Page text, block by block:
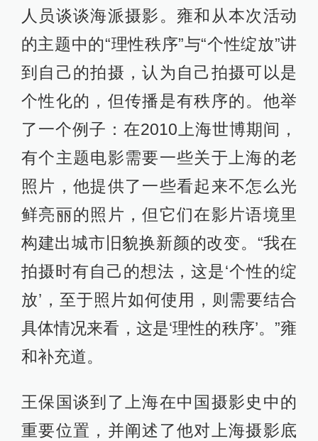
人员谈谈海派摄影。雍和从本次活动
的主题中的“理性秩序”与“个性绽放”讲
到自己的拍摄，认为自己拍摄可以是
个性化的，但传播是有秩序的。他举
了一个例子：在2010上海世博期间，
有个主题电影需要一些关于上海的老
照片，他提供了一些看起来不怎么光
鲜亮丽的照片，但它们在影片语境里
构建出城市旧貌换新颜的改变。“我在
拍摄时有自己的想法，这是‘个性的绽
放’，至于照片如何使用，则需要结合
具体情况来看，这是‘理性的秩序’。”雍
和补充道。
王保国谈到了上海在中国摄影史中的
重要位置，并阐述了他对上海摄影底